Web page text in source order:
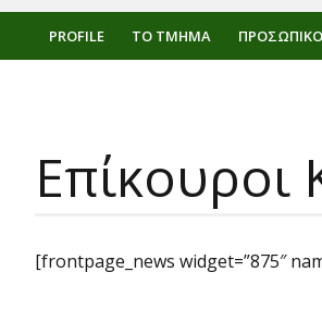
PROFILE ΤΟ ΤΜΗΜΑ ΠΡΟΣΩΠΙΚΌ
Επίκουροι
[frontpage_news widget=”875″